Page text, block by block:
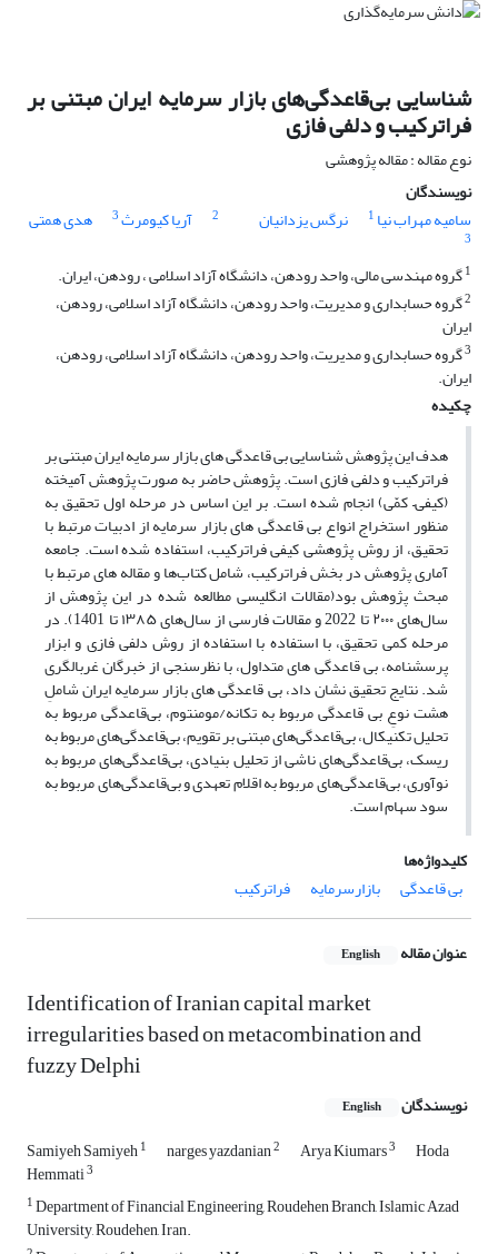
شناسایی بی‌قاعدگی‌های بازار سرمایه ایران مبتنی بر
فراترکیب و دلفی فازی
نوع مقاله : مقاله پژوهشی
نویسندگان
سامیه مهراب نیا 1 نرگس یزدانیان 2 آریا کیومرث3 هدی همتی
3
1گروه مهندسی مالی، واحد رودهن، دانشگاه آزاد اسلامی ، رودهن، ایران.
2گروه حسابداری و مدیریت، واحد رودهن، دانشگاه آزاد اسلامی، رودهن،
ایران
3گروه حسابداری و مدیریت، واحد رودهن، دانشگاه آزاد اسلامی، رودهن،
ایران.
چکیده
هدف این پژوهش شناسایی بی قاعدگی های بازار سرمایه ایران مبتنی بر
فراترکیب و دلفی فازی است. پژوهش حاضر به صورت پژوهش آمیخته
(کیفی– کمّی) انجام شده است. بر این اساس در مرحله اول تحقیق به
منظور استخراج انواع بی قاعدگی های بازار سرمایه از ادبیات مرتبط با
تحقیق، از روش پژوهشی کیفی فراترکیب، استفاده شده است. جامعه
آماری پژوهش در بخش فراترکیب، شامل کتاب‌ها و مقاله های مرتبط با
مبحث پژوهش بود(مقالات انگلیسی مطالعه شده در این پژوهش از
سال‌های ۲۰۰۰ تا 2022 و مقالات فارسی از سال‌های ۱۳۸۵ تا 1401). در
مرحله کمی تحقیق، با استفاده با استفاده از روش دلفی فازی و ابزار
پرسشنامه، بی قاعدگی های متداول، با نظرسنجی از خبرگان غربالگری
شد. نتایج تحقیق نشان داد، بی قاعدگی های بازار سرمایه ایران شاملِ
هشت نوعِ بی قاعدگی مربوط به تکانه/مومنتوم، بی‌قاعدگی مربوط به
تحلیل تکنیکال، بی‌قاعدگی‌های مبتنی بر تقویم، بی‌قاعدگی‌های مربوط به
ریسک، بی‌قاعدگی‌های ناشی از تحلیل بنیادی، بی‌قاعدگی‌های مربوط به
نوآوری، بی‌قاعدگی‌های مربوط به اقلام تعهدی و بی‌قاعدگی‌های مربوط به
سود سهام است.
کلیدواژه‌ها
بی قاعدگی
بازارسرمایه فراترکیب
عنوان مقاله English
Identification of Iranian capital market
irregularities based on metacombination and
fuzzy Delphi
نویسندگان English
Samiyeh Samiyeh1 narges yazdanian2 Arya Kiumars3 Hoda
Hemmati3
1Department of Financial Engineering, Roudehen Branch, Islamic Azad
University, Roudehen, Iran.